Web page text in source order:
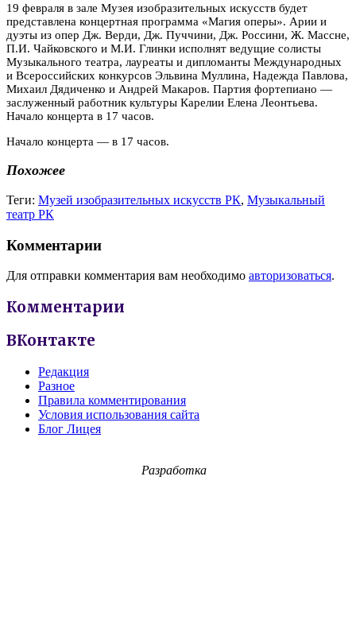
19 февраля в зале Музея изобразительных искусств будет
представлена концертная программа «Магия оперы». Арии и
дуэты из опер Дж. Верди, Дж. Пуччини, Дж. Россини, Ж. Массне,
П.И. Чайковского и М.И. Глинки исполнят ведущие солисты
Музыкального театра, лауреаты и дипломанты Международных
и Всероссийских конкурсов Эльвина Муллина, Надежда Павлова,
Михаил Дядиченко и Андрей Макаров. Партия фортепиано —
заслуженный работник культуры Карелии Елена Леонтьева.
Начало концерта в 17 часов.
Начало концерта — в 17 часов.
Похожее
Теги: Музей изобразительных искусств РК, Музыкальный
театр РК
Комментарии
Для отправки комментария вам необходимо авторизоваться.
Комментарии
ВКонтакте
Редакция
Разное
Правила комментирования
Условия использования сайта
Блог Лицея
Разработка